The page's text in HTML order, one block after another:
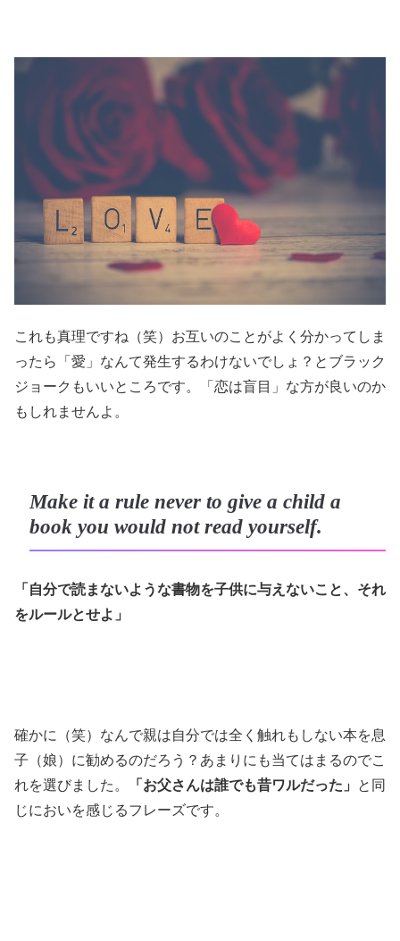
これも真理ですね（笑）お互いのことがよく分かってしま
ったら「愛」なんて発生するわけないでしょ？とブラック
ジョークもいいところです。「恋は盲目」な方が良いのか
もしれませんよ。
Make it a rule never to give a child a
book you would not read yourself.
「自分で読まないような書物を子供に与えないこと、それ
をルールとせよ」
確かに（笑）なんで親は自分では全く触れもしない本を息
子（娘）に勧めるのだろう？あまりにも当てはまるのでこ
れを選びました。
「お父さんは誰でも昔ワルだった」
と同
じにおいを感じるフレーズです。